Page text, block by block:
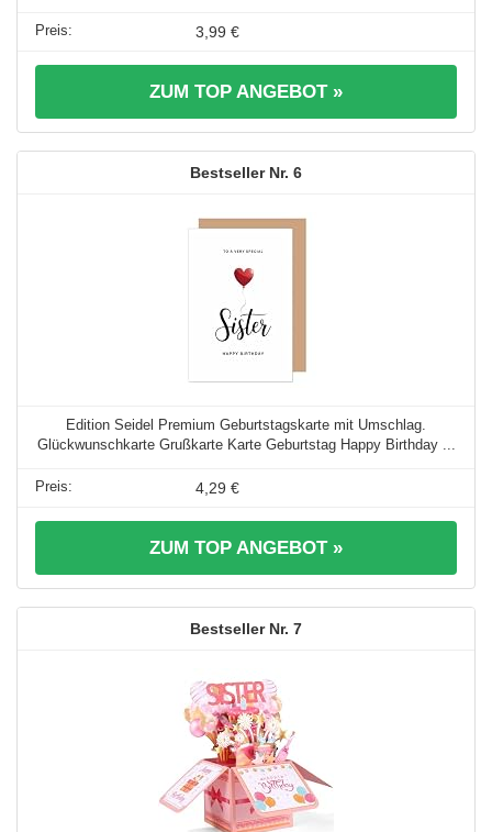
3,99 €
ZUM TOP ANGEBOT »
6
Edition Seidel Premium Geburtstagskarte mit Umschlag.
Glückwunschkarte Grußkarte Karte Geburtstag Happy Birthday ...
4,29 €
ZUM TOP ANGEBOT »
7